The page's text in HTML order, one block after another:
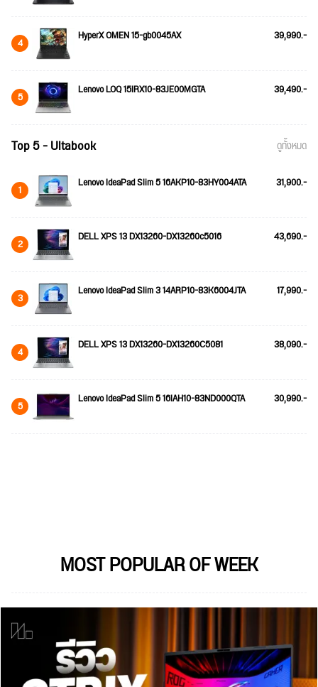
4 HyperX OMEN 15-gb0045AX 39,990.-
5 Lenovo LOQ 15IRX10-83JE00MGTA 39,490.-
Top 5 - Ultabook ดูทั้งหมด
1 Lenovo IdeaPad Slim 5 16AKP10-83HY004ATA 31,900.-
2 DELL XPS 13 DX13260-DX13260c5016 43,690.-
3 Lenovo IdeaPad Slim 3 14ARP10-83K6004JTA 17,990.-
4 DELL XPS 13 DX13260-DX13260C5081 38,090.-
5 Lenovo IdeaPad Slim 5 16IAH10-83ND000QTA 30,990.-
MOST POPULAR OF WEEK